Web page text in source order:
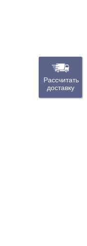
Рассчитать
доставку